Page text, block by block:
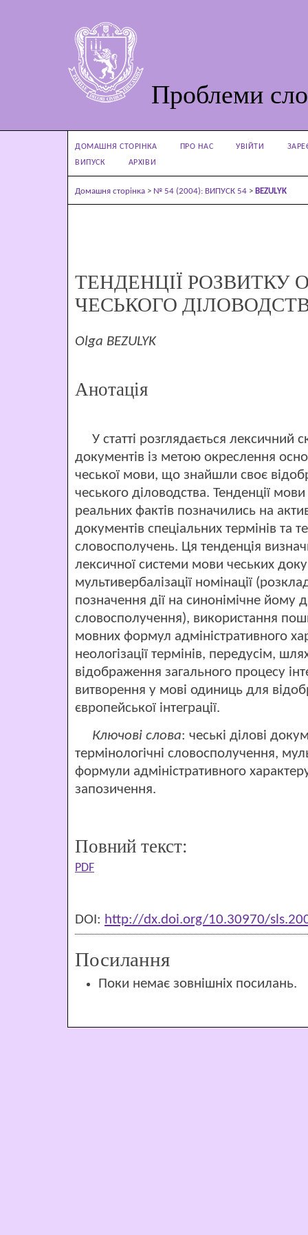
Проблеми
ДОМАШНЯ СТОРІНКА ПРО НАС УВІЙТИ
ВИПУСК
АРХІВИ
Домашня сторінка > № 54 (2004): ВИПУСК 54 > BEZULYK
ТЕНДЕНЦІЇ РОЗВИТКУ
ЧЕСЬКОГО
Olga BEZULYK
Анотація
У статті розглядається лексичний
документів із метою окреслення
чеської мови, що знайшли своє
чеського діловодства. Тенденції
реальних фактів позначились на
документів спеціальних термінів та
словосполучень. Ця тенденція
лексичної системи мови чеських
мультивербалізації номінації
позначення дії на синонімічне йому
словосполучення), використання
мовних формул адміністративного
неологізації термінів, передусім,
відображення загального процесу
витворення у мові одиниць для
європейської інтеграції.
Ключові слова: чеські ділові
термінологічні словосполучення,
формули адміністративного
запозичення.
Повний текст:
PDF
DOI: http://dx.doi.org/10.30970/
Посилання
Поки немає зовнішніх посилань.